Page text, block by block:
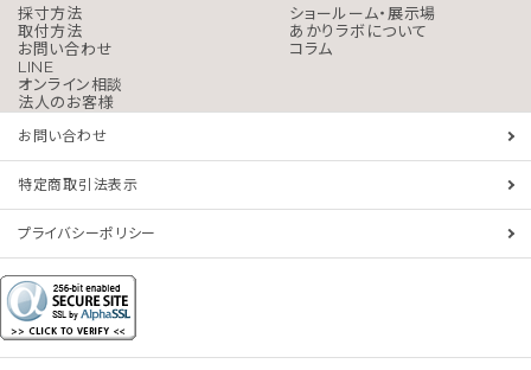
採寸方法
取付方法
お問い合わせ
LINE
オンライン相談
法人のお客様
ショールーム・展示場
あかりラボについて
コラム
お問い合わせ
特定商取引法表示
プライバシーポリシー